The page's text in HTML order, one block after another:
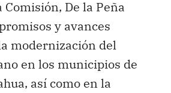
De la Peña
y avances
modernización del
en los municipios de
así como en la